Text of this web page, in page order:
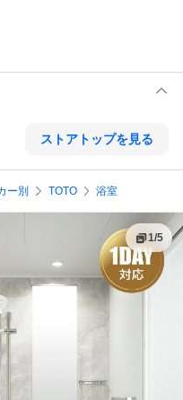
ストアトップを見る
ー別 TOTO 浴室
1/5